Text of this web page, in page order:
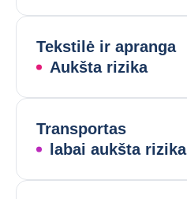
Tekstilė ir apranga
Aukšta rizika
Transportas
labai aukšta rizika